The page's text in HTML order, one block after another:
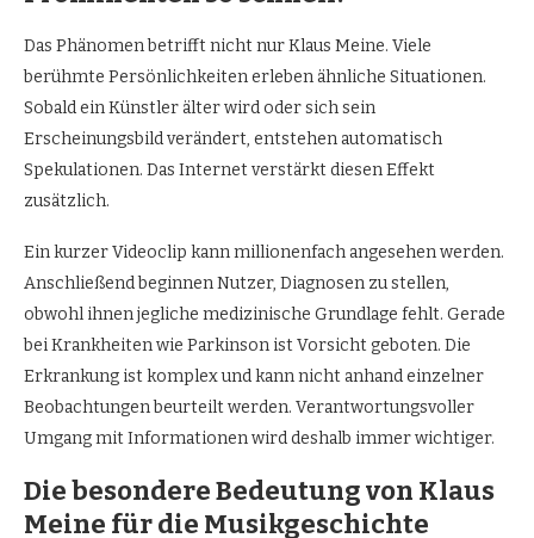
Das Phänomen betrifft nicht nur Klaus Meine. Viele
berühmte Persönlichkeiten erleben ähnliche Situationen.
Sobald ein Künstler älter wird oder sich sein
Erscheinungsbild verändert, entstehen automatisch
Spekulationen. Das Internet verstärkt diesen Effekt
zusätzlich.
Ein kurzer Videoclip kann millionenfach angesehen werden.
Anschließend beginnen Nutzer, Diagnosen zu stellen,
obwohl ihnen jegliche medizinische Grundlage fehlt. Gerade
bei Krankheiten wie Parkinson ist Vorsicht geboten. Die
Erkrankung ist komplex und kann nicht anhand einzelner
Beobachtungen beurteilt werden. Verantwortungsvoller
Umgang mit Informationen wird deshalb immer wichtiger.
Die besondere Bedeutung von Klaus
Meine für die Musikgeschichte